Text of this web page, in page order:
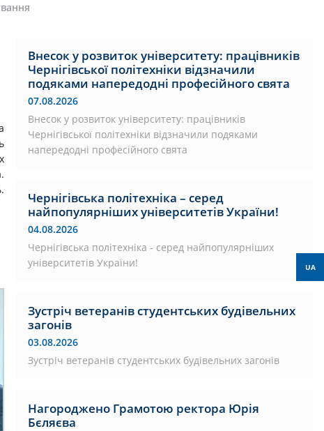
Внесок у розвиток університету: працівників
Чернігівської політехніки відзначили
подяками напередодні професійного свята
07.08.2026
Внесок у розвиток університету: працівників
Чернігівської політехніки відзначили подяками
напередодні професійного свята
Чернігівська політехніка – серед
найпопулярніших університетів України!
04.08.2026
Чернігівська політехніка - серед найпопулярніших
університетів України!
Зустріч ветеранів студентських будівельних
загонів
03.08.2026
Зустріч ветеранів студентських будівельних загонів
Нагороджено Грамотою ректора Юрія
Бєляєва
UA